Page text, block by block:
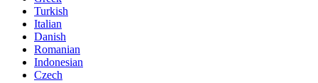
Turkish
Italian
Danish
Romanian
Indonesian
Czech